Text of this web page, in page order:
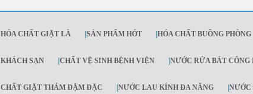
HÓA CHẤT GIẶT LÀ SẢN PHẨM HÓT HÓA CHẤT BUỒNG PHÒNG
KHÁCH SẠN CHẤT VỆ SINH BỆNH VIỆN NƯỚC RỬA BÁT CÔNG
CHẤT GIẶT THẢM ĐẬM ĐẶC NƯỚC LAU KÍNH ĐA NĂNG